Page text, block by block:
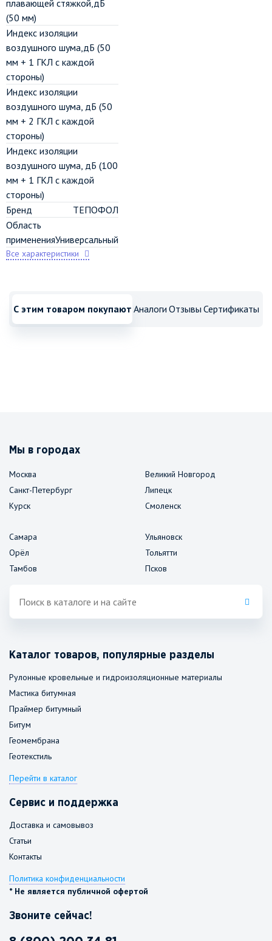
плавающей стяжкой,дБ
(50 мм)
Индекс изоляции
воздушного шума,дБ (50
мм + 1 ГКЛ с каждой
стороны)
Индекс изоляции
воздушного шума, дБ (50
мм + 2 ГКЛ с каждой
стороны)
Индекс изоляции
воздушного шума, дБ (100
мм + 1 ГКЛ с каждой
стороны)
Бренд
ТЕПОФОЛ
Область
примененияУниверсальный
Все характеристики
С этим товаром покупают Аналоги Отзывы Сертификаты
Мы в городах
Москва
Санкт-Петербург
Курск
Великий Новгород
Липецк
Смоленск
Самара
Орёл
Тамбов
Ульяновск
Тольятти
Псков
Каталог товаров, популярные разделы
Рулонные кровельные и гидроизоляционные материалы
Мастика битумная
Праймер битумный
Битум
Геомембрана
Геотекстиль
Перейти в каталог
Сервис и поддержка
Доставка и самовывоз
Статьи
Контакты
Политика конфиденциальности
* Не является публичной офертой
Звоните сейчас!